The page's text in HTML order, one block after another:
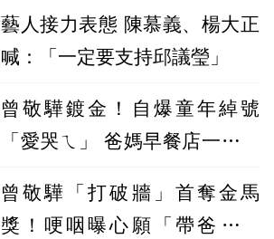
藝人接力表態 陳慕義、楊大正
喊：「一定要支持邱議瑩」
曾敬驊鍍金！自爆童年綽號
「愛哭ㄟ」 爸媽早餐店一早擠
曾敬驊「打破牆」首奪金馬
獎！哽咽曝心願「帶爸媽出